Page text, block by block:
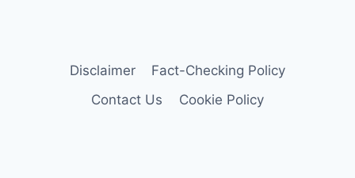
Disclaimer
Fact-Checking Policy
Contact Us
Cookie Policy